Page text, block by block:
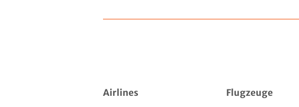
Airlines Flugzeuge